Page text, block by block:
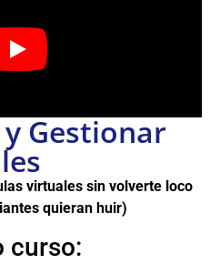
Gestionar
virtuales sin volverte loco
quieran huir)
curso: